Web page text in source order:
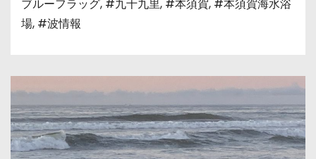
ブルーフラッグ, #九十九里, #本須賀, #本須賀海水浴
場, #波情報